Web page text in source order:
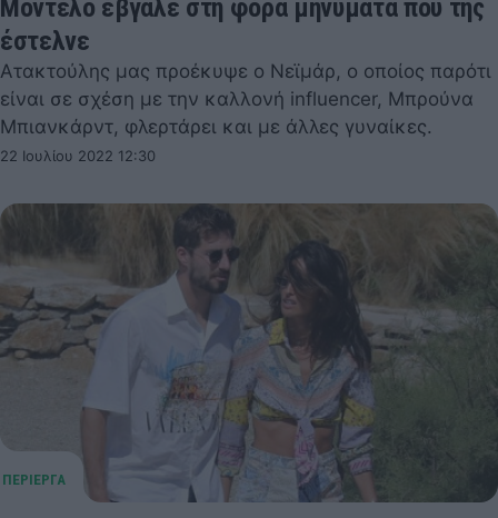
Μοντέλο έβγαλε στη φόρα μηνύματα που της
έστελνε
Ατακτούλης μας προέκυψε ο Νεϊμάρ, ο οποίος παρότι
είναι σε σχέση με την καλλονή influencer, Μπρούνα
Μπιανκάρντ, φλερτάρει και με άλλες γυναίκες.
22 Ιουλίου 2022 12:30